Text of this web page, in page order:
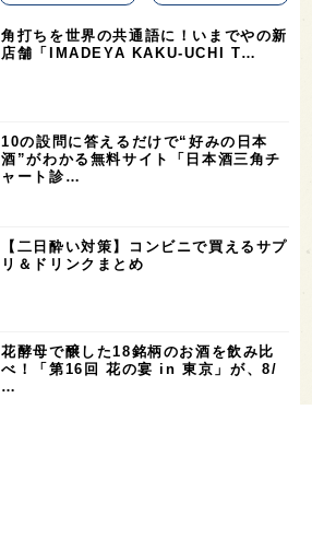
角打ちを世界の共通語に！いまでやの新
店舗「IMADEYA KAKU-UCHI T…
10の設問に答えるだけで“好みの日本
酒”がわかる無料サイト「日本酒三角チ
ャート診…
【二日酔い対策】コンビニで買えるサプ
リ＆ドリンクまとめ
花酵母で醸した18銘柄のお酒を飲み比
べ！「第16回 花の宴 in 東京」が、8/
…